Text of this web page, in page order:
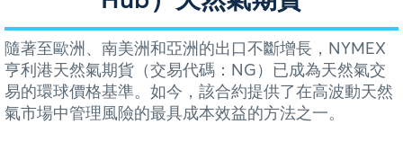
隨著至歐洲、南美洲和亞洲的出口不斷增長，NYMEX
亨利港天然氣期貨（交易代碼：NG）已成為天然氣交
易的環球價格基準。如今，該合約提供了在高波動天然
氣市場中管理風險的最具成本效益的方法之一。